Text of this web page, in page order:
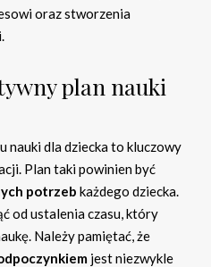
oraz stworzenia
plan nauki
nauki dla dziecka to kluczowy
Plan taki powinien być
potrzeb każdego dziecka.
od ustalenia czasu, który
Należy pamiętać, że
jest niezwykle